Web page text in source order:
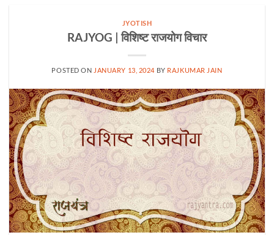
JYOTISH
RAJYOG | विशिष्ट राजयोग विचार
POSTED ON JANUARY 13, 2024 BY RAJKUMAR JAIN